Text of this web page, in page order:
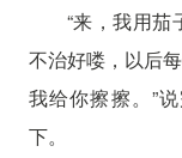
“来，我用茄
不治好喽，以后
我给你擦擦。”
下。